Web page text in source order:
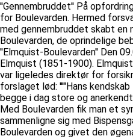
''Gennembruddet'' På
for Boulevarden. Hermed
med gennembruddet skabt en
Boulevarden, de oprindelige
''Elmquist-Boulevarden'' Den
Elmquist (1851-1900).
var ligeledes direktør for
forslaget lød: '''"Hans
begge i dag store og
Med Boulevarden fik man et
sammenligne sig med
Boulevarden og givet den